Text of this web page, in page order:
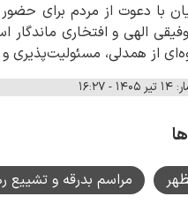
با دعوت از مردم برای
الهی و افتخاری ماندگار
از همدلی، مسئولیت‌پذیری
- ۱۶:۲۷
مراسم بدرقه و تشییع